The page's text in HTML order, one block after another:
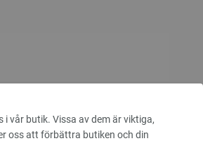
i vår butik. Vissa av dem är viktiga,
oss att förbättra butiken och din